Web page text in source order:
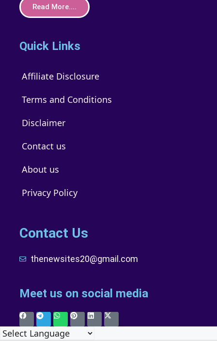
Read More....
Quick Links
Affiliate Disclosure
Terms and Conditions
Disclaimer
Contact us
About us
Privacy Policy
Contact Us
thenewsites20@gmail.com
Meet us on social media